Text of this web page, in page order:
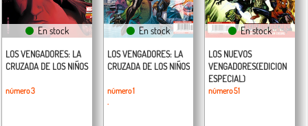
En stock
LOS VENGADORES: LA
CRUZADA DE LOS NIÑOS
número 3
En stock
LOS VENGADORES: LA
CRUZADA DE LOS NIÑOS
número 1
.
En stock
LOS NUEVOS
VENGADORES(EDICION
ESPECIAL)
número 51